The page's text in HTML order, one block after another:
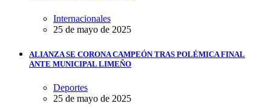
Internacionales
25 de mayo de 2025
ALIANZA SE CORONA CAMPEÓN TRAS POLÉMICA FINAL
ANTE MUNICIPAL LIMEÑO
Deportes
25 de mayo de 2025